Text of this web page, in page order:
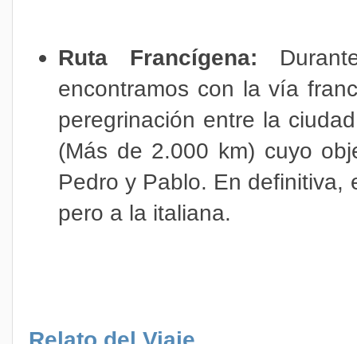
Ruta Francígena:
encontramos con la vía
peregrinación entre la
(Más de 2.000 km) cuyo
Pedro y Pablo. En definitiva,
pero a la italiana.